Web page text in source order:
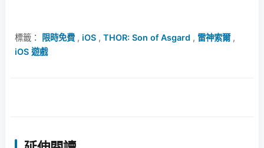
標籤： 限時免費 , iOS , THOR: Son of Asgard , 雷神索爾,
iOS 遊戲